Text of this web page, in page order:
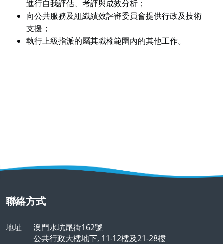
進行自我評估、考評與成效分析；
向公共服務及組織績效評審委員會提供行政及技術
支援；
執行上級指派的屬其職權範圍內的其他工作。
聯絡方式
地址
澳門水坑尾街162號
公共行政大樓地下, 11-12樓及21-28樓